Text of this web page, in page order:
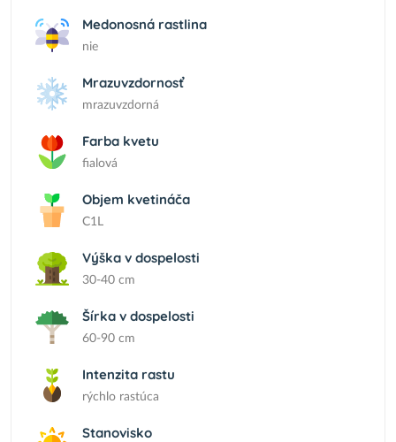
Medonosná rastlina
nie
Mrazuvzdornosť
mrazuvzdorná
Farba kvetu
fialová
Objem kvetináča
C1L
Výška v dospelosti
30-40 cm
Šírka v dospelosti
60-90 cm
Intenzita rastu
rýchlo rastúca
Stanovisko